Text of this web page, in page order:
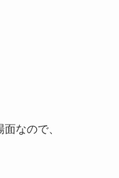
なので、